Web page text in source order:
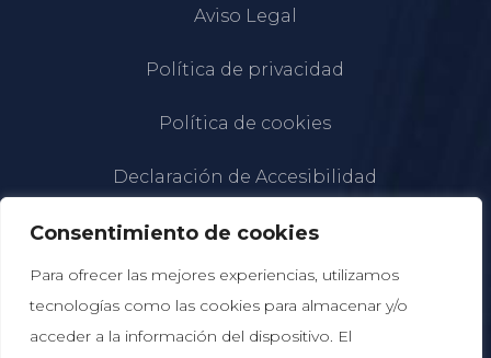
Consentimiento de cookies
Para ofrecer las mejores experiencias, utilizamos
tecnologías como las cookies para almacenar y/o
acceder a la información del dispositivo. El
Aviso Legal
Política de privacidad
Política de cookies
Declaración de Accesibilidad